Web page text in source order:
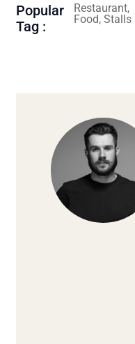
Popular
Tag :
Restaurant,
Food, Stalls